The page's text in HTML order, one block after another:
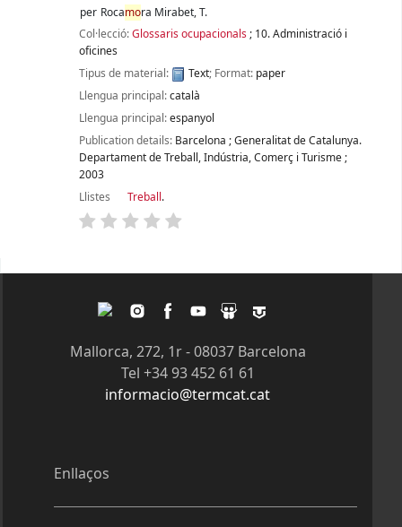
per Rocamora Mirabet, T.
Col·lecció:Glossaris ocupacionals; 10. Administració i
oficines
Tipus de material:
Text; Format: paper
Llengua principal:català
Llengua principal:espanyol
Publication details: Barcelona ;Generalitat de Catalunya.
Departament de Treball, Indústria, Comerç i Turisme;
2003
Llistes
Treball.
Enllaços
Mallorca, 272, 1r - 08037 Barcelona
Tel +34 93 452 61 61
informacio@termcat.cat